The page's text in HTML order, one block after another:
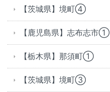
【茨城県】境町④
【鹿児島県】志布志市①
【栃木県】那須町①
【茨城県】境町③